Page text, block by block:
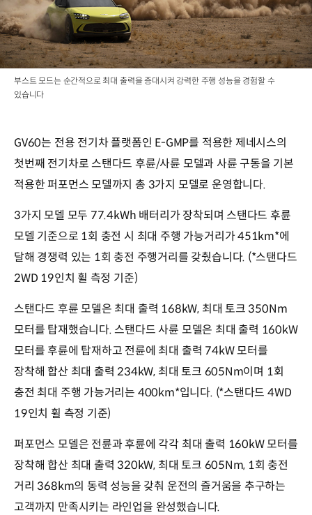
부스트 모드는 순간적으로 최대 출력을 증대시켜 강력한 주행 성능을 경험할 수
있습니다
GV60는 전용 전기차 플랫폼인 E-GMP를 적용한 제네시스의
첫번째 전기차로 스탠다드 후륜/사륜 모델과 사륜 구동을 기본
적용한 퍼포먼스 모델까지 총 3가지 모델로 운영합니다.
3가지 모델 모두 77.4kWh 배터리가 장착되며 스탠다드 후륜
모델 기준으로 1회 충전 시 최대 주행 가능거리가 451km*에
달해 경쟁력 있는 1회 충전 주행거리를 갖췄습니다. (*스탠다드
2WD 19인치 휠 측정 기준)
스탠다드 후륜 모델은 최대 출력 168kW, 최대 토크 350Nm
모터를 탑재했습니다. 스탠다드 사륜 모델은 최대 출력 160kW
모터를 후륜에 탑재하고 전륜에 최대 출력 74kW 모터를
장착해 합산 최대 출력 234kW, 최대 토크 605Nm이며 1회
충전 최대 주행 가능거리는 400km*입니다. (*스탠다드 4WD
19인치 휠 측정 기준)
퍼포먼스 모델은 전륜과 후륜에 각각 최대 출력 160kW 모터를
장착해 합산 최대 출력 320kW, 최대 토크 605Nm, 1회 충전
거리 368km의 동력 성능을 갖춰 운전의 즐거움을 추구하는
고객까지 만족시키는 라인업을 완성했습니다.